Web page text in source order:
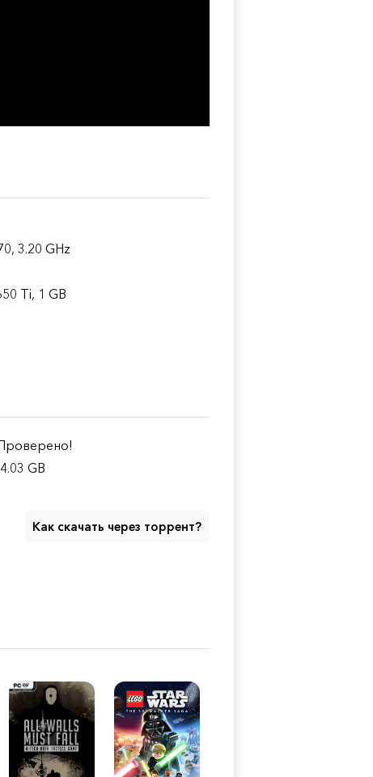
3.20 GHz
Ti, 1 GB
4.03 GB
Как скачать через торрент?